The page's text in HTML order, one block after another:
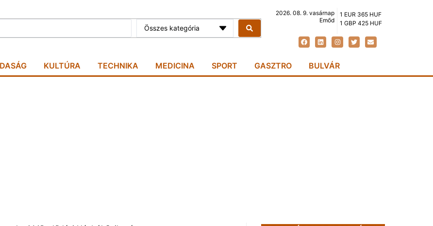
Összes kategória
2026. 08. 9. vasárnap
Emőd
1 EUR 365 HUF
1 GBP 425 HUF
KULTÚRA TECHNIKA MEDICINA SPORT GASZTRO BULVÁR